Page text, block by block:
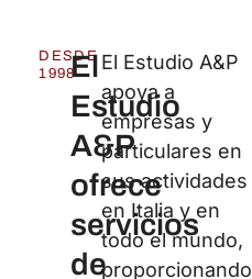
DESDE
1998El
Estudio
A&P
ofrece
servicios
de
El Estudio A&P
apoya a
empresas y
particulares en
sus actividades
en Italia y en
todo el mundo,
proporcionando